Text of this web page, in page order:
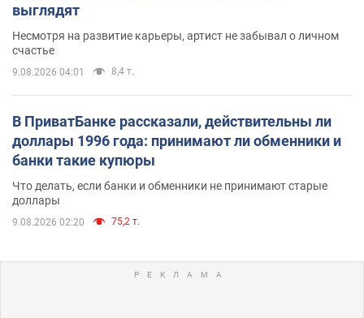
выглядят
Несмотря на развитие карьеры, артист не забывал о личном
счастье
9.08.2026 04:01 8,4 т.
В ПриватБанке рассказали, действительны ли
доллары 1996 года: принимают ли обменники и
банки такие купюры
Что делать, если банки и обменники не принимают старые
доллары
9.08.2026 02:20 75,2 т.